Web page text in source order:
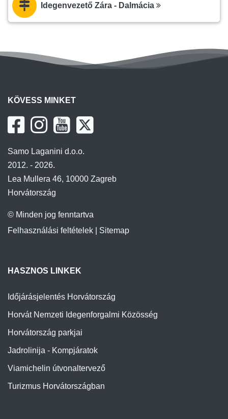
Idegenvezető Zára - Dalmácia
KÖVESS MINKET
Samo Laganini d.o.o.
2012. - 2026.
Lea Mullera 46, 10000 Zagreb
Horvátország
© Minden jog fenntartva
Felhasználási feltételek
Sitemap
HASZNOS LINKEK
Időjárásjelentés Horvátország
Horvát Nemzeti Idegenforgalmi Közösség
Horvátország parkjai
Jadrolinija - Kompjáratok
Viamichelin útvonaltervező
Turizmus Horvátországban